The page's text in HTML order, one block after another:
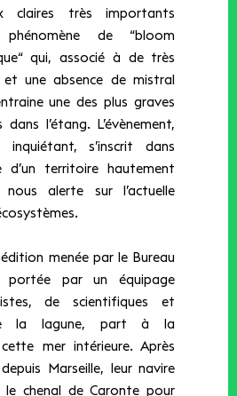
claires très importants
de “​bloom
qui, associé à de très
une absence de mistral
une des plus graves
dans l’étang. L’évènement,
inquiétant, s’inscrit dans
d’un territoire hautement
alerte sur l’actuelle
menée par le Bureau
par un équipage
de scientifiques et
la lagune, part à la
mer intérieure. Après
Marseille, leur navire
le chenal de Caronte pour